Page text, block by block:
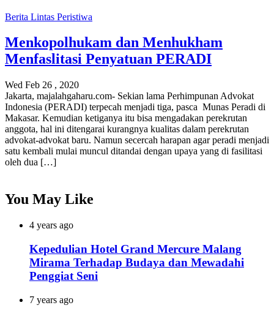
Berita Lintas Peristiwa
Menkopolhukam dan Menhukham
Menfaslitasi Penyatuan PERADI
Wed Feb 26 , 2020
Jakarta, majalahgaharu.com- Sekian lama Perhimpunan Advokat
Indonesia (PERADI) terpecah menjadi tiga, pasca Munas Peradi di
Makasar. Kemudian ketiganya itu bisa mengadakan perekrutan
anggota, hal ini ditengarai kurangnya kualitas dalam perekrutan
advokat-advokat baru. Namun secercah harapan agar peradi menjadi
satu kembali mulai muncul ditandai dengan upaya yang di fasilitasi
oleh dua […]
You May Like
4 years ago
Kepedulian Hotel Grand Mercure Malang
Mirama Terhadap Budaya dan Mewadahi
Penggiat Seni
7 years ago